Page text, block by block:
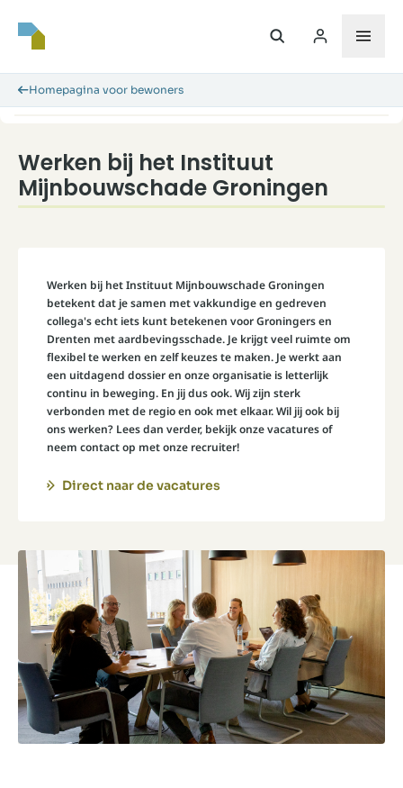
Homepagina voor bewoners
Werken bij het Instituut
Mijnbouwschade Groningen
Werken bij het Instituut Mijnbouwschade Groningen
betekent dat je samen met vakkundige en gedreven
collega's echt iets kunt betekenen voor Groningers en
Drenten met aardbevingsschade. Je krijgt veel ruimte om
flexibel te werken en zelf keuzes te maken. Je werkt aan
een uitdagend dossier en onze organisatie is letterlijk
continu in beweging. En jij dus ook. Wij zijn sterk
verbonden met de regio en ook met elkaar. Wil jij ook bij
ons werken? Lees dan verder, bekijk onze vacatures of
neem contact op met onze recruiter!
Direct naar de vacatures